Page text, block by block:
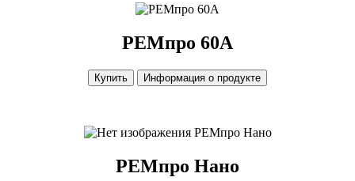
РЕМпро 60А
Купить Информация о продукте
РЕМпро Нано
РЕМпро Нано